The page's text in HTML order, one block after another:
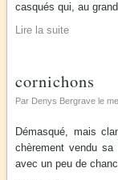
casqués qui, au
Lire la suite
cornichons
Par Denys Bergrave le
Démasqué, mais
chèrement vendu
avec un peu de